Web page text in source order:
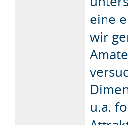
eine
wir
u.a.